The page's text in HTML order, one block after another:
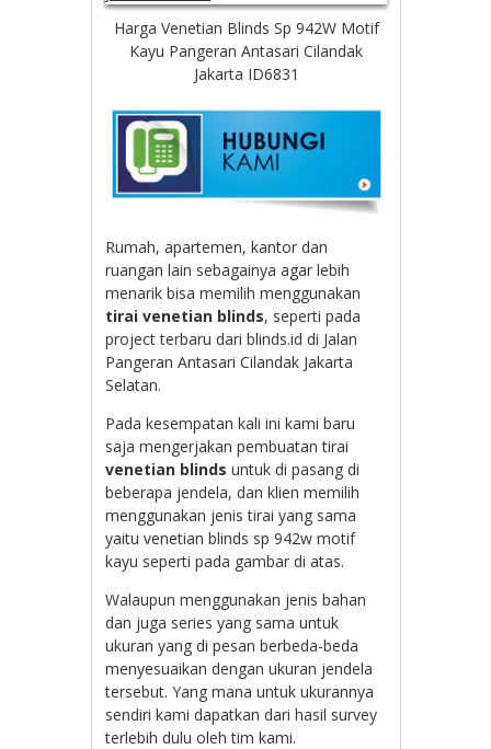
Harga Venetian Blinds Sp 942W Motif
Kayu Pangeran Antasari Cilandak
Jakarta ID6831
Rumah, apartemen, kantor dan
ruangan lain sebagainya agar lebih
menarik bisa memilih menggunakan
tirai venetian blinds, seperti pada
project terbaru dari blinds.id di Jalan
Pangeran Antasari Cilandak Jakarta
Selatan.
Pada kesempatan kali ini kami baru
saja mengerjakan pembuatan tirai
venetian blinds untuk di pasang di
beberapa jendela, dan klien memilih
menggunakan jenis tirai yang sama
yaitu venetian blinds sp 942w motif
kayu seperti pada gambar di atas.
Walaupun menggunakan jenis bahan
dan juga series yang sama untuk
ukuran yang di pesan berbeda-beda
menyesuaikan dengan ukuran jendela
tersebut. Yang mana untuk ukurannya
sendiri kami dapatkan dari hasil survey
terlebih dulu oleh tim kami.